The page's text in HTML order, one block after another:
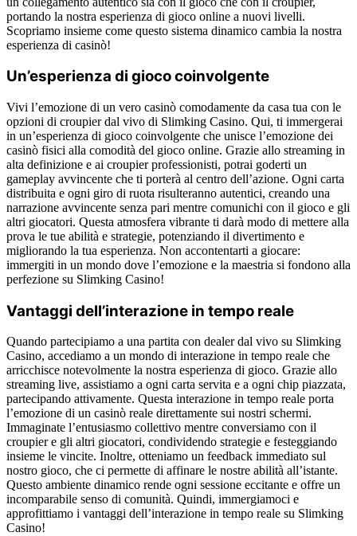
portando la nostra esperienza di gioco online a nuovi livelli.
Scopriamo insieme come questo sistema dinamico cambia la nostra
esperienza di casinò!
Un’esperienza di gioco coinvolgente
Vivi l’emozione di un vero casinò comodamente da casa tua con le
opzioni di croupier dal vivo di Slimking Casino. Qui, ti immergerai
in un’esperienza di gioco coinvolgente che unisce l’emozione dei
casinò fisici alla comodità del gioco online. Grazie allo streaming in
alta definizione e ai croupier professionisti, potrai goderti un
gameplay avvincente che ti porterà al centro dell’azione. Ogni carta
distribuita e ogni giro di ruota risulteranno autentici, creando una
narrazione avvincente senza pari mentre comunichi con il gioco e gli
altri giocatori. Questa atmosfera vibrante ti darà modo di mettere alla
prova le tue abilità e strategie, potenziando il divertimento e
migliorando la tua esperienza. Non accontentarti a giocare:
immergiti in un mondo dove l’emozione e la maestria si fondono alla
perfezione su Slimking Casino!
Vantaggi dell’interazione in tempo reale
Quando partecipiamo a una partita con dealer dal vivo su Slimking
Casino, accediamo a un mondo di interazione in tempo reale che
arricchisce notevolmente la nostra esperienza di gioco. Grazie allo
streaming live, assistiamo a ogni carta servita e a ogni chip piazzata,
partecipando attivamente. Questa interazione in tempo reale porta
l’emozione di un casinò reale direttamente sui nostri schermi.
Immaginate l’entusiasmo collettivo mentre conversiamo con il
croupier e gli altri giocatori, condividendo strategie e festeggiando
insieme le vincite. Inoltre, otteniamo un feedback immediato sul
nostro gioco, che ci permette di affinare le nostre abilità all’istante.
Questo ambiente dinamico rende ogni sessione eccitante e offre un
incomparabile senso di comunità. Quindi, immergiamoci e
approfittiamo i vantaggi dell’interazione in tempo reale su Slimking
Casino!